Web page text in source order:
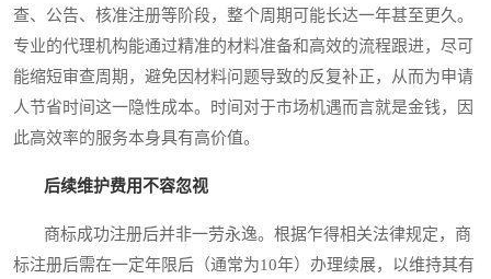
查、公告、核准注册等阶段，整个周期可能长达一年甚至更久。
专业的代理机构能通过精准的材料准备和高效的流程跟进，尽可
能缩短审查周期，避免因材料问题导致的反复补正，从而为申请
人节省时间这一隐性成本。时间对于市场机遇而言就是金钱，因
此高效率的服务本身具有高价值。
后续维护费用不容忽视
商标成功注册后并非一劳永逸。根据乍得相关法律规定，商
标注册后需在一定年限后（通常为10年）办理续展，以维持其有